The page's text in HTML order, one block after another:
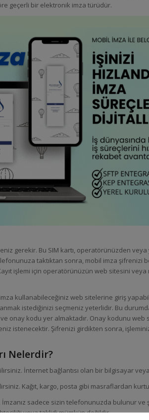
geçerli bir elektronik imza türüdür.
gerekir. Bu SIM kartı, operatörünüzden veya
taktıktan sonra, mobil imza şifrenizi
işlemi için operatörünüzün web sitesini
kullanabileceğiniz web sitelerine giriş
istediğinizi seçmeniz yeterlidir. Bu
ve onay kodu yer almaktadır. Onay kodunu
istenecektir. Şifrenizi girdikten sonra,
Nelerdir?
İnternet bağlantısı olan bir bilgisayar
Kağıt, kargo, posta gibi masraflardan
sadece sizin telefonunuzda bulunur ve
veya taklidi mümkün değildir.